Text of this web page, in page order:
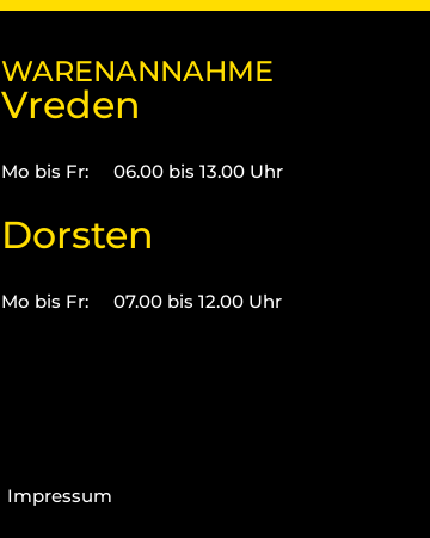
WARENANNAHME
Vreden
Mo bis Fr: 06.00 bis 13.00 Uhr
Dorsten
Mo bis Fr: 07.00 bis 12.00 Uhr
Impressum